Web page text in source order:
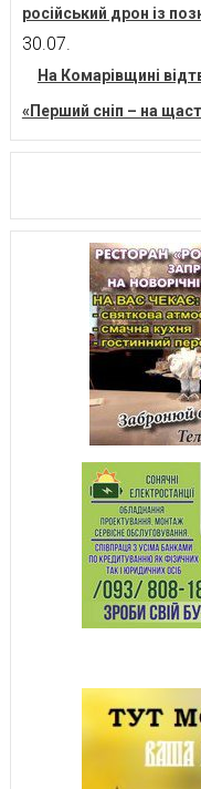
російський дрон із
30.07.
На Комарівщині
«Перший сніп – на